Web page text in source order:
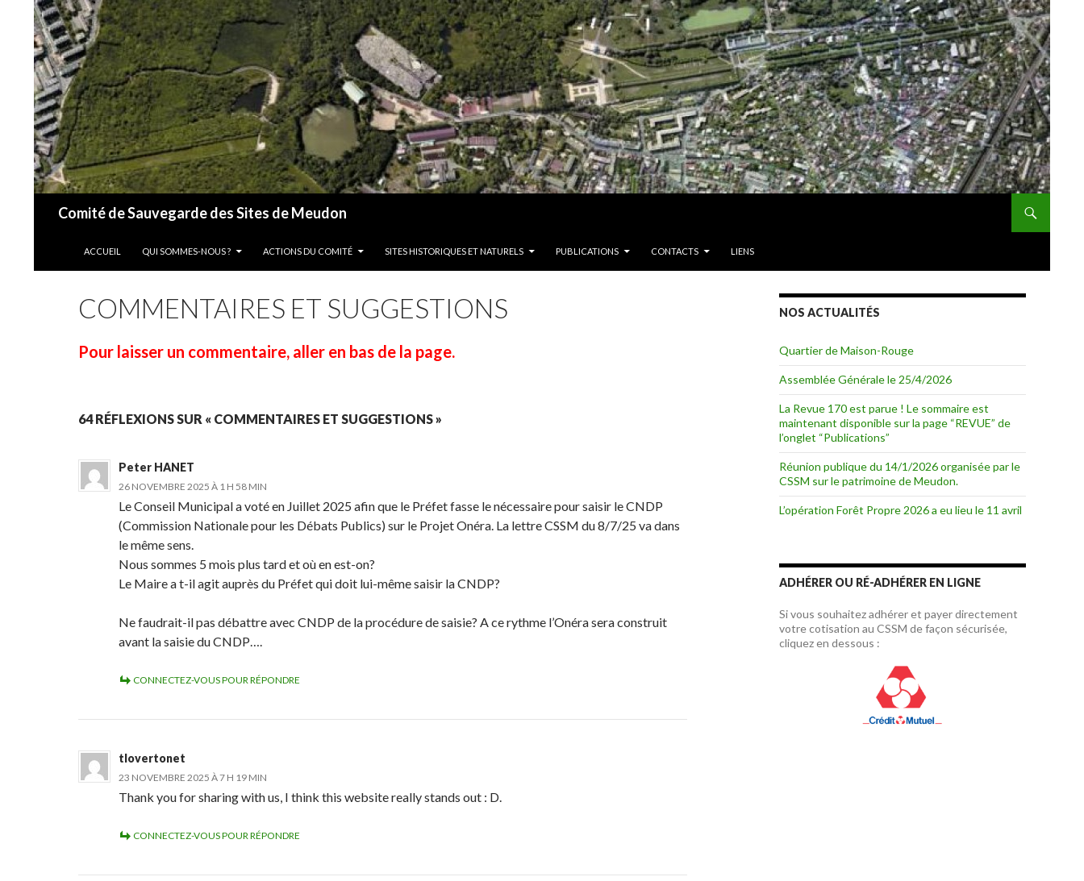
Comité de Sauvegarde des Sites de Meudon
ACCUEIL
QUI SOMMES-NOUS ? ACTIONS DU COMITÉ SITES HISTORIQUES ET NATURELS PUBLICATIONS CONTACTS LIENS
COMMENTAIRES ET SUGGESTIONS
Pour laisser un commentaire, aller en bas de la page.
64 RÉFLEXIONS SUR « COMMENTAIRES ET SUGGESTIONS »
Peter HANET
26 NOVEMBRE 2025 À 1 H 58 MIN
Le Conseil Municipal a voté en Juillet 2025 afin que le Préfet fasse le nécessaire pour saisir le CNDP
(Commission Nationale pour les Débats Publics) sur le Projet Onéra. La lettre CSSM du 8/7/25 va dans
le même sens.
Nous sommes 5 mois plus tard et où en est-on?
Le Maire a t-il agit auprès du Préfet qui doit lui-même saisir la CNDP?
Ne faudrait-il pas débattre avec CNDP de la procédure de saisie? A ce rythme l’Onéra sera construit
avant la saisie du CNDP….
CONNECTEZ-VOUS POUR RÉPONDRE
tlovertonet
23 NOVEMBRE 2025 À 7 H 19 MIN
Thank you for sharing with us, I think this website really stands out : D.
CONNECTEZ-VOUS POUR RÉPONDRE
NOS ACTUALITÉS
Quartier de Maison-Rouge
Assemblée Générale le 25/4/2026
La Revue 170 est parue ! Le sommaire est
maintenant disponible sur la page “REVUE” de
l’onglet “Publications”
Réunion publique du 14/1/2026 organisée par le
CSSM sur le patrimoine de Meudon.
L’opération Forêt Propre 2026 a eu lieu le 11 avril
ADHÉRER OU RÉ-ADHÉRER EN LIGNE
Si vous souhaitez adhérer et payer directement
votre cotisation au CSSM de façon sécurisée,
cliquez en dessous :